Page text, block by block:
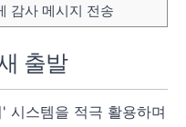
감사 메시지 전송
출발
시스템을 적극 활용하며